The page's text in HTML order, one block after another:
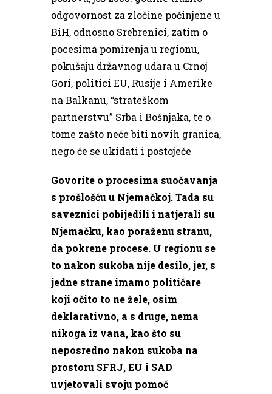
odgovornost za zločine počinjene u
BiH, odnosno Srebrenici, zatim o
pocesima pomirenja u regionu,
pokušaju državnog udara u Crnoj
Gori, politici EU, Rusije i Amerike
na Balkanu, “strateškom
partnerstvu” Srba i Bošnjaka, te o
tome zašto neće biti novih granica,
nego će se ukidati i postojeće
Govorite o procesima suočavanja
s prošlošću u Njemačkoj. Tada su
saveznici pobijedili i natjerali su
Njemačku, kao poraženu stranu,
da pokrene procese. U regionu se
to nakon sukoba nije desilo, jer, s
jedne strane imamo političare
koji očito to ne žele, osim
deklarativno, a s druge, nema
nikoga iz vana, kao što su
neposredno nakon sukoba na
prostoru SFRJ, EU i SAD
uvjetovali svoju pomoć